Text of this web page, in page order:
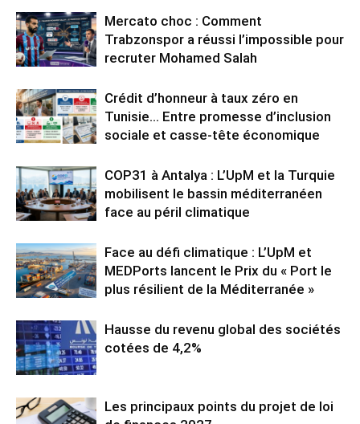
Mercato choc : Comment
Trabzonspor a réussi l’impossible pour
recruter Mohamed Salah
Crédit d’honneur à taux zéro en
Tunisie… Entre promesse d’inclusion
sociale et casse-tête économique
COP31 à Antalya : L’UpM et la Turquie
mobilisent le bassin méditerranéen
face au péril climatique
Face au défi climatique : L’UpM et
MEDPorts lancent le Prix du « Port le
plus résilient de la Méditerranée »
Hausse du revenu global des sociétés
cotées de 4,2%
Les principaux points du projet de loi